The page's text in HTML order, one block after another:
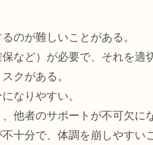
のが難しいことがある。
など）が必要で、それを適
クがある。
なりやすい。
他者のサポートが不可欠に
十分で、体調を崩しやすい